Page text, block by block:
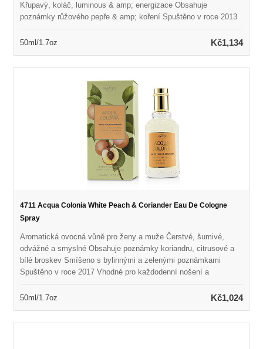
Křupavý, koláč, luminous & amp; energizace Obsahuje
poznámky růžového pepře & amp; koření Spuštěno v roce 2013
50ml/1.7oz
Kč1,134
4711 Acqua Colonia White Peach & Coriander Eau De Cologne
Spray
Aromatická ovocná vůně pro ženy a muže Čerstvé, šumivé,
odvážné a smyslné Obsahuje poznámky koriandru, citrusové a
bílé broskev Smíšeno s bylinnými a zelenými poznámkami
Spuštěno v roce 2017 Vhodné pro každodenní nošení a
50ml/1.7oz
Kč1,024